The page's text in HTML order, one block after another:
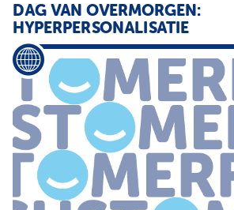
DAG VAN OVERMORGEN:
HYPERPERSONALISATIE